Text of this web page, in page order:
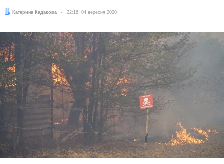
Автор:Катерина Кадакова Дата:
22:16, 04 вересня 2020